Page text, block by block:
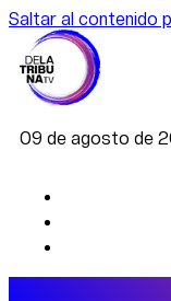
Saltar al contenido
09 de agosto de